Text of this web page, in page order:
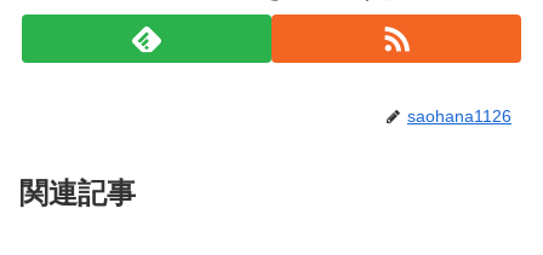
saohana1126
関連記事